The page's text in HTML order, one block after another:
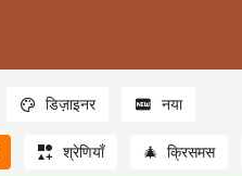
डिज़ाइनर नया
श्रेणियाँ 🎄 क्रिसमस